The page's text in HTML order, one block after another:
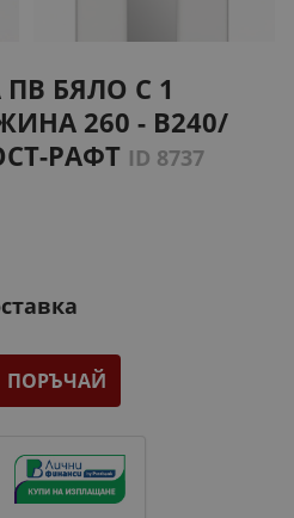
БЯЛО С 1
260 - В240/
РАФТ ID 8737
ПОРЪЧАЙ